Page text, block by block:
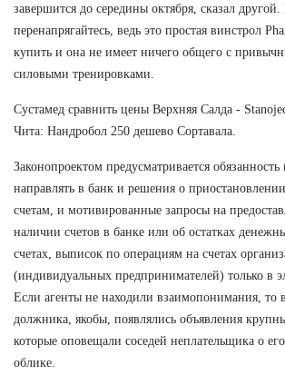
завершится до середины октября, сказал другой.
перенапрягайтесь, ведь это простая винстрол
купить и она не имеет ничего общего с
силовыми тренировками.
Сустамед сравнить цены Верхняя Салда -
Чита: Нандробол 250 дешево Сортавала.
Законопроектом предусматривается
направлять в банк и решения о
счетам, и мотивированные запросы на
наличии счетов в банке или об остатках
счетах, выписок по операциям на счетах
(индивидуальных предпринимателей) только в
Если агенты не находили взаимопонимания, то
должника, якобы, появлялись объявления
которые оповещали соседей неплательщика о
облике.